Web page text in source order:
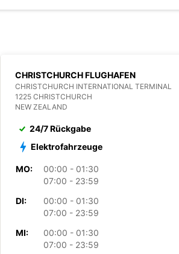
CHRISTCHURCH FLUGHAFEN
CHRISTCHURCH INTERNATIONAL TERMINAL
1225 CHRISTCHURCH
NEW ZEALAND
24/7 Rückgabe
Elektrofahrzeuge
MO:
00:00 - 01:30
07:00 - 23:59
DI:
00:00 - 01:30
07:00 - 23:59
MI:
00:00 - 01:30
07:00 - 23:59